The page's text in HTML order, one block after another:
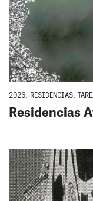
2026, RESIDENCIAS,
Residencias